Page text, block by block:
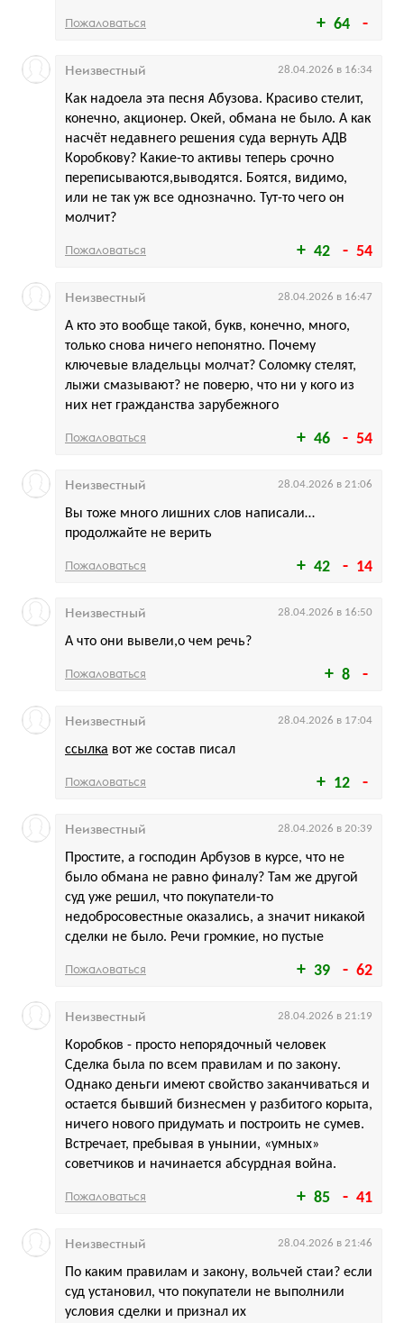
64
Пожаловаться
42 54
Как надоела эта песня Абузова. Красиво стелит,
конечно, акционер. Окей, обмана не было. А как
насчёт недавнего решения суда вернуть АДВ
Коробкову? Какие-то активы теперь срочно
переписываются,выводятся. Боятся, видимо,
или не так уж все однозначно. Тут-то чего он
молчит?
Неизвестный 28.04.2026 в 16:34
Пожаловаться
46 54
А кто это вообще такой, букв, конечно, много,
только снова ничего непонятно. Почему
ключевые владельцы молчат? Соломку стелят,
лыжи смазывают? не поверю, что ни у кого из
них нет гражданства зарубежного
Неизвестный 28.04.2026 в 16:47
Пожаловаться
42 14
Вы тоже много лишних слов написали…
продолжайте не верить
Неизвестный 28.04.2026 в 21:06
Пожаловаться
8
А что они вывели,о чем речь?
Неизвестный 28.04.2026 в 16:50
Пожаловаться
12
ссылка вот же состав писал
Неизвестный 28.04.2026 в 17:04
Пожаловаться
39 62
Простите, а господин Арбузов в курсе, что не
было обмана не равно финалу? Там же другой
суд уже решил, что покупатели-то
недобросовестные оказались, а значит никакой
сделки не было. Речи громкие, но пустые
Неизвестный 28.04.2026 в 20:39
Пожаловаться
85 41
Коробков - просто непорядочный человек
Сделка была по всем правилам и по закону.
Однако деньги имеют свойство заканчиваться и
остается бывший бизнесмен у разбитого корыта,
ничего нового придумать и построить не сумев.
Встречает, пребывая в унынии, «умных»
советчиков и начинается абсурдная война.
Неизвестный 28.04.2026 в 21:19
Пожаловаться
По каким правилам и закону, вольчей стаи? если
суд установил, что покупатели не выполнили
условия сделки и признал их
Неизвестный 28.04.2026 в 21:46